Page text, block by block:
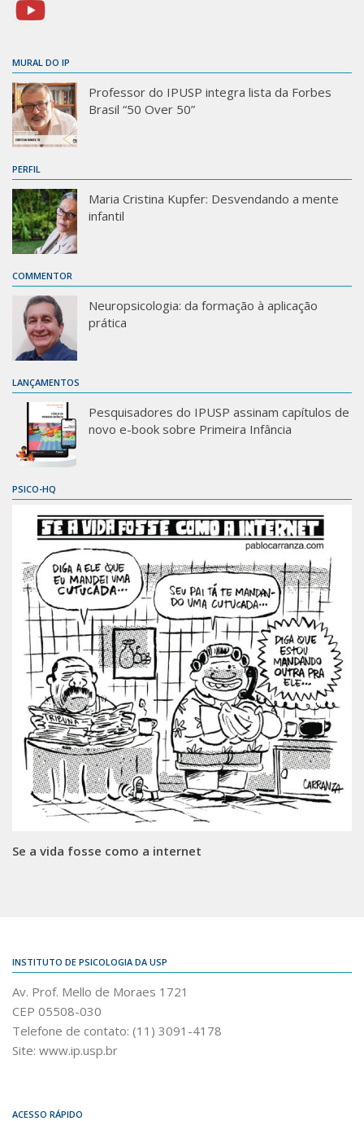
MURAL DO IP
Professor do IPUSP integra lista da Forbes
Brasil “50 Over 50”
PERFIL
Maria Cristina Kupfer: Desvendando a mente
infantil
COMMENTOR
Neuropsicologia: da formação à aplicação
prática
LANÇAMENTOS
Pesquisadores do IPUSP assinam capítulos de
novo e-book sobre Primeira Infância
PSICO-HQ
Se a vida fosse como a internet
INSTITUTO DE PSICOLOGIA DA USP
Av. Prof. Mello de Moraes 1721
CEP 05508-030
Telefone de contato: (11) 3091-4178
Site: www.ip.usp.br
ACESSO RÁPIDO